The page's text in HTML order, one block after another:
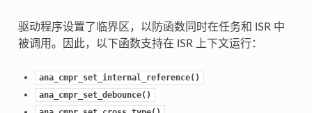
驱动程序设置了临界区，以防函数同时在任务和 ISR 中
被调用。因此，以下函数支持在 ISR 上下文运行：
ana_cmpr_set_internal_reference()
ana_cmpr_set_debounce()